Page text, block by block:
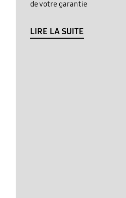
de votre garantie
LIRE LA SUITE